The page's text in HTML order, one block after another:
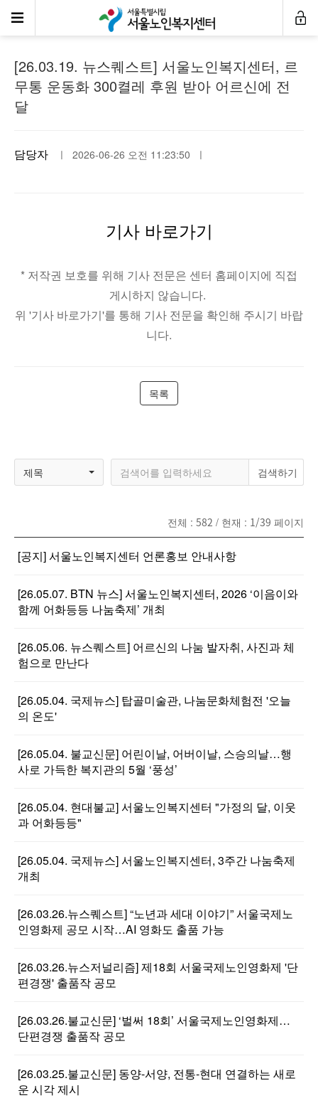
언론속센터
[26.03.19. 뉴스퀘스트] 서울노인복지센터, 르
무통 운동화 300켤레 후원 받아 어르신에 전
달
담당자 ㅣ 2026-06-26 오전 11:23:50 ㅣ
기사 바로가기
* 저작권 보호를 위해 기사 전문은 센터 홈페이지에 직접
게시하지 않습니다.
위 '기사 바로가기'를 통해 기사 전문을 확인해 주시기 바랍
니다.
목록
제목
전체 : 582 / 현재 : 1/39 페이지
[공지] 서울노인복지센터 언론홍보 안내사항
[26.05.07. BTN 뉴스] 서울노인복지센터, 2026 ‘이음이와
함께 어화등등 나눔축제’ 개최
[26.05.06. 뉴스퀘스트] 어르신의 나눔 발자취, 사진과 체
험으로 만난다
[26.05.04. 국제뉴스] 탑골미술관, 나눔문화체험전 '오늘
의 온도'
[26.05.04. 불교신문] 어린이날, 어버이날, 스승의날…행
사로 가득한 복지관의 5월 ‘풍성’
[26.05.04. 현대불교] 서울노인복지센터 "가정의 달, 이웃
과 어화등등"
[26.05.04. 국제뉴스] 서울노인복지센터, 3주간 나눔축제
개최
[26.03.26.뉴스퀘스트] “노년과 세대 이야기” 서울국제노
인영화제 공모 시작…AI 영화도 출품 가능
[26.03.26.뉴스저널리즘] 제18회 서울국제노인영화제 '단
편경쟁' 출품작 공모
[26.03.26.불교신문] ‘벌써 18회’ 서울국제노인영화제…
단편경쟁 출품작 공모
[26.03.25.불교신문] 동양-서양, 전통-현대 연결하는 새로
운 시각 제시